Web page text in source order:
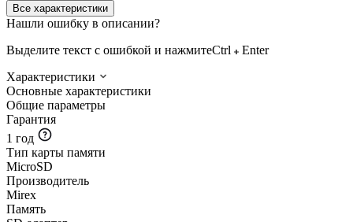
Все характеристики
Нашли ошибку в описании?
Выделите текст с ошибкой и нажмитеCtrl
Enter
Характеристики
Основные характеристики
Общие параметры
Гарантия
1 год
Тип карты памяти
MicroSD
Производитель
Mirex
Память